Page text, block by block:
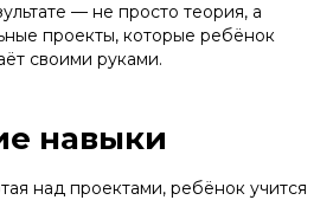
— не просто теория, а
проекты, которые ребёнок
своими руками.
навыки
над проектами, ребёнок учится